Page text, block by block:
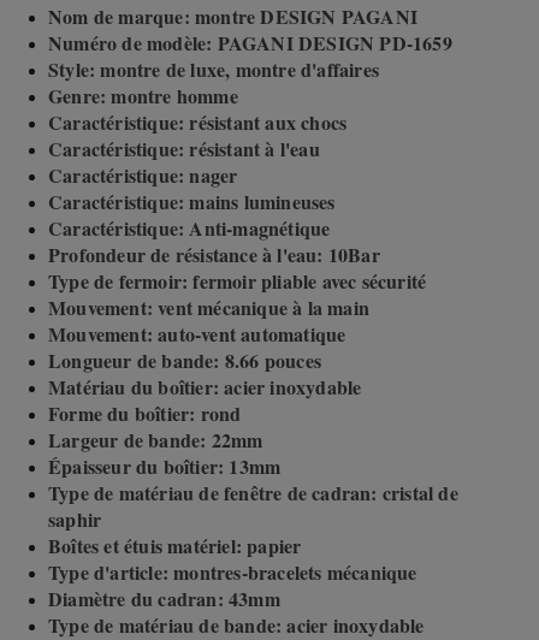
Nom de marque: montre DESIGN PAGANI
Numéro de modèle: PAGANI DESIGN PD-1659
Style: montre de luxe, montre d'affaires
Genre: montre homme
Caractéristique: résistant aux chocs
Caractéristique: résistant à l'eau
Caractéristique: nager
Caractéristique: mains lumineuses
Caractéristique: Anti-magnétique
Profondeur de résistance à l'eau: 10Bar
Type de fermoir: fermoir pliable avec sécurité
Mouvement: vent mécanique à la main
Mouvement: auto-vent automatique
Longueur de bande: 8.66 pouces
Matériau du boîtier: acier inoxydable
Forme du boîtier: rond
Largeur de bande: 22mm
Épaisseur du boîtier: 13mm
Type de matériau de fenêtre de cadran: cristal de
saphir
Boîtes et étuis matériel: papier
Type d'article: montres-bracelets mécanique
Diamètre du cadran: 43mm
Type de matériau de bande: acier inoxydable